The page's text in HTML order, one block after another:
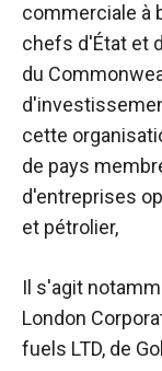
commerciale à
chefs d'État et
du
cette
de pays
d'entreprises
et pétrolier,
Il s'agit
London
fuels LTD, de